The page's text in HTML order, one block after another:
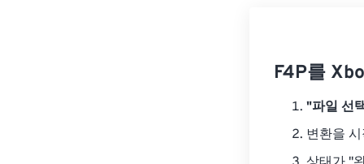
F4P를
"파일 선
변환을